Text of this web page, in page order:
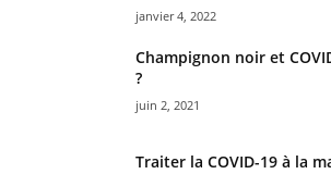
janvier 4, 2022
Champignon noir et
?
juin 2, 2021
Traiter la COVID-19 à la